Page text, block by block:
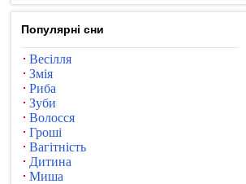
Популярні сни
Весілля
Змія
Риба
Зуби
Волосся
Гроші
Вагітність
Дитина
Миша